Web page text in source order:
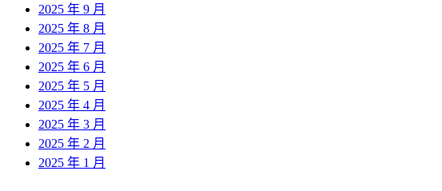
2025 年 9 月
2025 年 8 月
2025 年 7 月
2025 年 6 月
2025 年 5 月
2025 年 4 月
2025 年 3 月
2025 年 2 月
2025 年 1 月